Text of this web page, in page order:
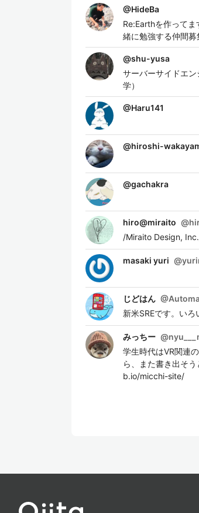
@HideBa
Re:Earthを作って
緒に勉強する仲間募
@shu-yusa
サーバーサイドエ
学）
@Haru141
@hiroshi-
@gachakra
hiro@miraito @
/Miraito Design,
masaki yuri @
じどはん @
新米SREです。いろ
みっちー @
学生時代はVR関連
ら、また書き出そ
b.io/micchi-site/